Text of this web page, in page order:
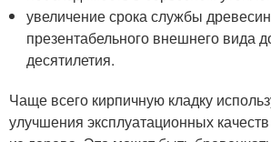
увеличение срока службы
презентабельного внешнего вида
десятилетия.
Чаще всего кирпичную кладку
улучшения эксплуатационных